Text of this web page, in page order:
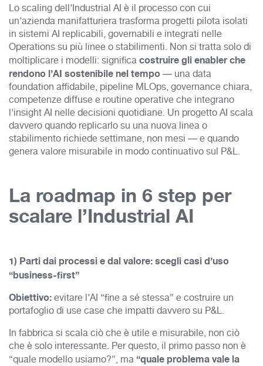
Lo scaling dell’Industrial AI è il processo con cui
un’azienda manifatturiera trasforma progetti pilota isolati
in sistemi AI replicabili, governabili e integrati nelle
Operations su più linee o stabilimenti. Non si tratta solo di
moltiplicare i modelli: significacostruire gli enabler che
rendono l’AI sostenibile nel tempo — una data
foundation affidabile, pipeline MLOps, governance chiara,
competenze diffuse e routine operative che integrano
l’insight AI nelle decisioni quotidiane. Un progetto AI scala
davvero quando replicarlo su una nuova linea o
stabilimento richiede settimane, non mesi — e quando
genera valore misurabile in modo continuativo sul P&L.
La roadmap in 6 step per
scalare l’Industrial AI
1) Parti dai processi e dal valore: scegli casi d’uso
“business-first”
Obiettivo:evitare l’AI “fine a sé stessa” e costruire un
portafoglio di use case che impatti davvero su P&L.
In fabbrica si scala ciò che è utile e misurabile, non ciò
che è solo interessante. Per questo, il primo passo non è
“quale modello usiamo?”, ma “quale problema vale la